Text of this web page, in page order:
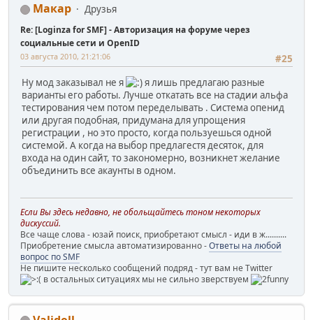
Макар Друзья
Re: [Loginza for SMF] - Авторизация на форуме через
социальные сети и OpenID
#25
03 августа 2010, 21:21:06
Ну мод заказывал не я
я лишь предлагаю разные
варианты его работы. Лучше откатать все на стадии альфа
тестирования чем потом переделывать . Система опенид
или другая подобная, придумана для упрощения
регистрации , но это просто, когда пользуешься одной
системой. А когда на выбор предлагестя десяток, для
входа на один сайт, то закономерно, возникнет желание
объединить все акаунты в одном.
Если Вы здесь недавно, не обольщайтесь тоном некоторых
дискуссий.
Все чаще слова - юзай поиск, приобретают смысл - иди в ж..........
Приобретение смысла автоматизированно -Ответы на любой
вопрос по SMF
Не пишите несколько сообщений подряд - тут вам не Twitter
в остальных ситуациях мы не сильно зверствуем